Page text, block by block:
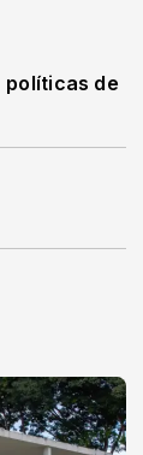
políticas de